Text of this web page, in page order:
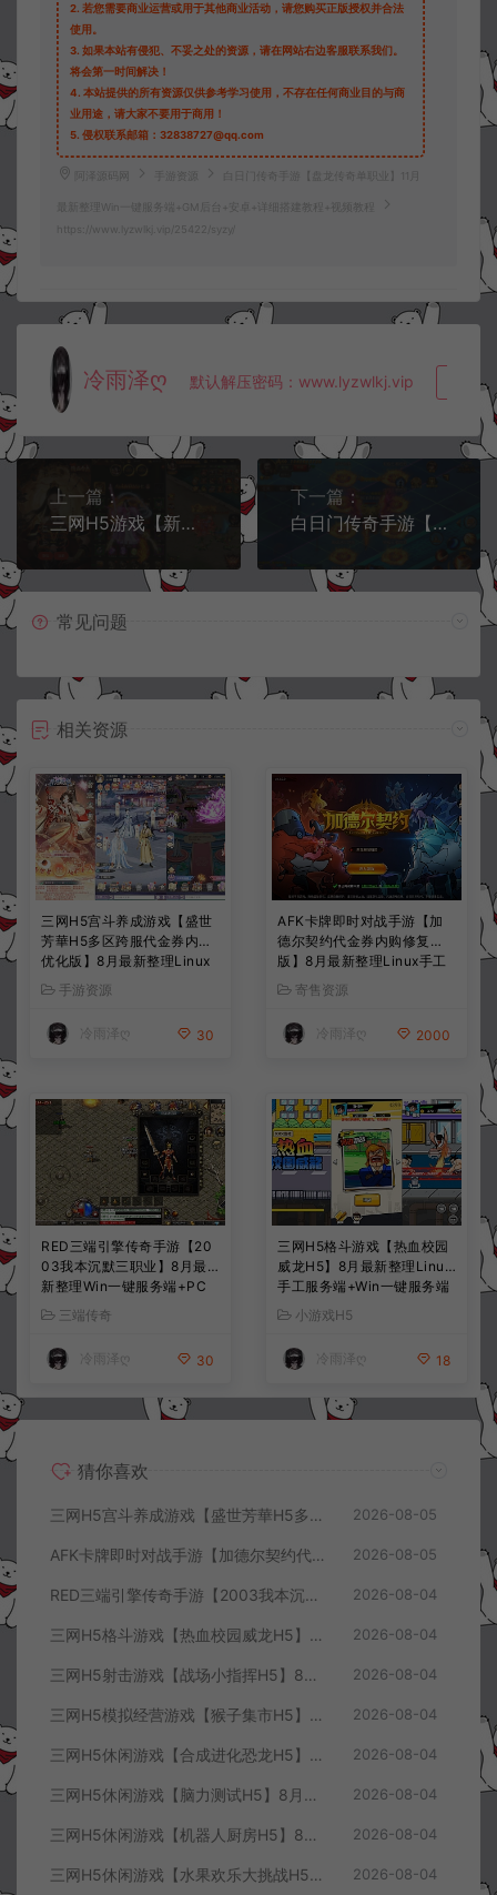
2. 若您需要商业运营或用于其他商业活动，请您购买正版授权并合法
使用。
3. 如果本站有侵犯、不妥之处的资源，请在网站右边客服联系我们。
将会第一时间解决！
4. 本站提供的所有资源仅供参考学习使用，不存在任何商业目的与商
业用途，请大家不要用于商用！
5. 侵权联系邮箱：32838727@qq.com
阿泽源码网 手游资源 白日门传奇手游【盘龙传奇单职业】11月
最新整理Win一键服务端+GM后台+安卓+详细搭建教程+视频教程
https://www.lyzwlkj.vip/25422/syzy/
冷雨泽ღ 默认解压密码：www.lyzwlkj.vip 复
上一篇：
三网H5游戏【新UI超变雷霆传奇之龙尊神武H5】11月最新整理Linux手工服务端+多区跨服+GM授权后台+安卓+详细搭建教程+视频教程
下一篇：
白日门传奇手游【沙巴克传说单职业】11月最新整理Win一键服务端+GM后台+安卓+详细搭建教程+视频教程
常见问题
相关资源
三网H5宫斗养成游戏【盛世
芳華H5多区跨服代金券内购
优化版】8月最新整理Linux
手工服务端+CDK授权后台
+全资源安卓+详细搭建教程
+视频教程
手游资源
冷雨泽ღ 30
AFK卡牌即时对战手游【加
德尔契约代金券内购修复
版】8月最新整理Linux手工
服务端+前后端全套源码+CD
K授权后台+安卓苹果双端
+详细搭建教程+视频教程
寄售资源
冷雨泽ღ 2000
RED三端引擎传奇手游【20
03我本沉默三职业】8月最
新整理Win一键服务端+PC
安卓+详细搭建教程
三端传奇
冷雨泽ღ 30
三网H5格斗游戏【热血校园
威龙H5】8月最新整理Linux
手工服务端+Win一键服务端
+解压即玩+简易安卓客户端
+详细搭建教程
小游戏H5
冷雨泽ღ 18
猜你喜欢
三网H5宫斗养成游戏【盛世芳華H5多区跨服代金券内购优化版】8月最新整理Linux手工服务端+CDK授权后台+全资源安卓+详细搭建教程+视频教程 2026-08-05
AFK卡牌即时对战手游【加德尔契约代金券内购修复版】8月最新整理Linux手工服务端+前后端全套源码+CDK授权后台+安卓苹果双端+详细搭建教程+视频教程 2026-08-05
RED三端引擎传奇手游【2003我本沉默三职业】8月最新整理Win一键服务端+PC安卓+详细搭建教程 2026-08-04
三网H5格斗游戏【热血校园威龙H5】8月最新整理Linux手工服务端+Win一键服务端+解压即玩+简易安卓客户端+详细搭建教程 2026-08-04
三网H5射击游戏【战场小指挥H5】8月最新整理Linux手工服务端+Win一键服务端+解压即玩+简易安卓客户端+详细搭建教程 2026-08-04
三网H5模拟经营游戏【猴子集市H5】8月最新整理Linux手工服务端+Win一键服务端+解压即玩+简易安卓客户端+详细搭建教程 2026-08-04
三网H5休闲游戏【合成进化恐龙H5】8月最新整理Linux手工服务端+Win一键服务端+解压即玩+简易安卓客户端+详细搭建教程 2026-08-04
三网H5休闲游戏【脑力测试H5】8月最新整理Linux手工服务端+Win一键服务端+解压即玩+简易安卓客户端+详细搭建教程 2026-08-04
三网H5休闲游戏【机器人厨房H5】8月最新整理Linux手工服务端+Win一键服务端+解压即玩+简易安卓客户端+详细搭建教程 2026-08-04
三网H5休闲游戏【水果欢乐大挑战H5】8月最新整理Linux手工服务端+Win一键服务端+解压即玩+简易安卓客户端+详细搭建教程 2026-08-04